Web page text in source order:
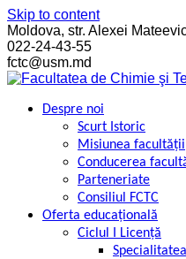
Skip to content
Moldova, str. Alexei
022-24-43-55
fctc@usm.md
Despre noi
Scurt Istoric
Misiunea facultății
Conducerea
Parteneriate
Consiliul FCTC
Oferta educațională
Ciclul I Licență